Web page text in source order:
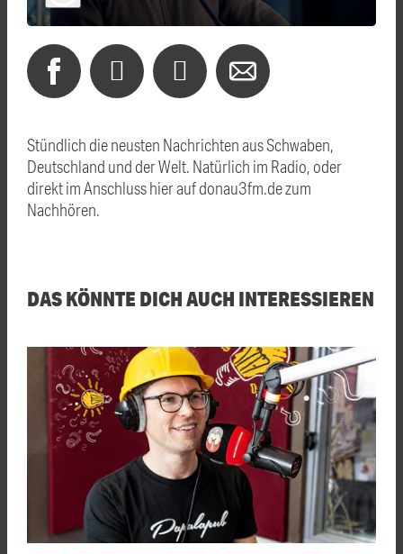
Stündlich die neusten Nachrichten aus Schwaben,
Deutschland und der Welt. Natürlich im Radio, oder
direkt im Anschluss hier auf donau3fm.de zum
Nachhören.
DAS KÖNNTE DICH AUCH INTERESSIEREN